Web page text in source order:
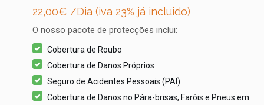
22,00€ /Dia (iva 23% já incluido)
O nosso pacote de protecções inclui:
Cobertura de Roubo
Cobertura de Danos Próprios
Seguro de Acidentes Pessoais (PAI)
Cobertura de Danos no Pára-brisas, Faróis e Pneus em